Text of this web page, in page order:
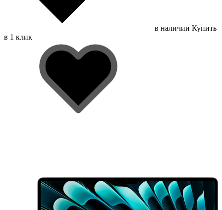
в наличии Купить
в 1 клик